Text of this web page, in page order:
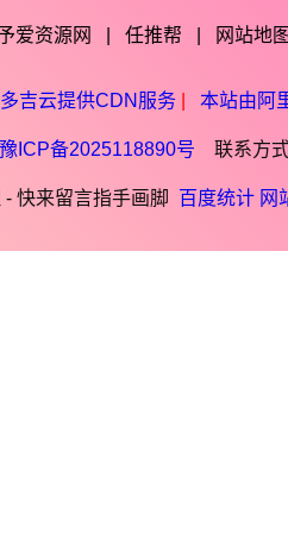
爱资源网 任推帮 网站地图
吉云提供CDN服务 本站由阿
豫ICP备2025118890号 联系方
快来留言指手画脚 百度统计 网